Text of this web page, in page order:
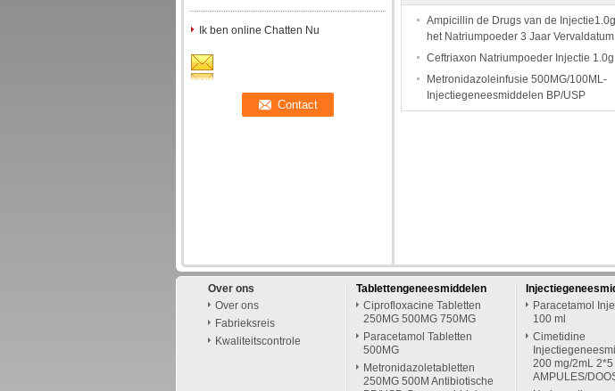
Ik ben online Chatten Nu
Ampicillin de Drugs van de
het Natriumpoeder 3 Jaar Vervaldatum
Ceftriaxon Natriumpoeder Injectie 1.0g
Metronidazoleinfusie 500MG/100ML-
Injectiegeneesmiddelen BP/USP
Over ons
Over ons
Fabrieksreis
Kwaliteitscontrole
Tablettengeneesmiddelen
Ciprofloxacine Tabletten
250MG 500MG 750MG
Paracetamol Tabletten
500MG
Metronidazoletabletten
250MG 500M Antibiotische
Paracetamol
100 ml
Cimetidine
200 mg/2mL 2*5
AMPULES/